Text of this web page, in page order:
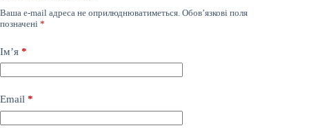
Ваша e-mail адреса не оприлюднюватиметься. Обов’язкові поля
позначені *
Ім’я *
Email *